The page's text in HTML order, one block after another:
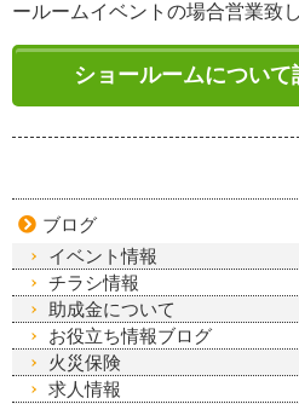
ールームイベントの場合営業致し
ショールームについて
ブログ
イベント情報
チラシ情報
助成金について
お役立ち情報ブログ
火災保険
求人情報